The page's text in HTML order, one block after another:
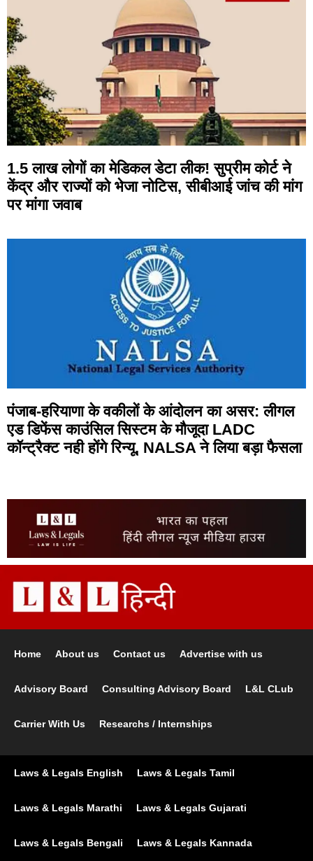
1.5 लाख लोगों का मेडिकल डेटा लीक! सुप्रीम कोर्ट ने
केंद्र और राज्यों को भेजा नोटिस, सीबीआई जांच की मांग
पर मांगा जवाब
पंजाब-हरियाणा के वकीलों के आंदोलन का असर: लीगल
एड डिफेंस काउंसिल सिस्टम के मौजूदा LADC
कॉन्ट्रैक्ट नही होंगे रिन्यू, NALSA ने लिया बड़ा फैसला
Home About us Contact us Advertise with us
Advisory Board Consulting Advisory Board L&L CLub
Carrier With Us Researchs / Internships
Laws & Legals English Laws & Legals Tamil
Laws & Legals Marathi Laws & Legals Gujarati
Laws & Legals Bengali Laws & Legals Kannada